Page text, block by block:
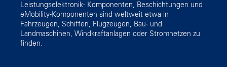
Leistungselektronik- Komponenten, Beschichtungen und
eMobility-Komponenten sind weltweit etwa in
Fahrzeugen, Schiffen, Flugzeugen, Bau- und
Landmaschinen, Windkraftanlagen oder Stromnetzen zu
finden.